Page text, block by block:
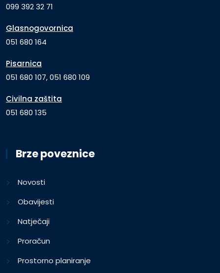
099 392 32 71
Glasnogovornica
051 680 164
Pisarnica
051 680 107, 051 680 109
Civilna zaštita
051 680 135
Brze poveznice
Novosti
Obavijesti
Natječaji
Proračun
Prostorno planiranje